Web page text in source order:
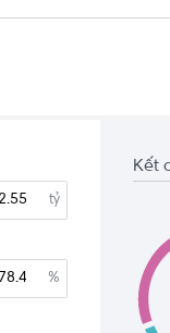
tỷ
%
Kết